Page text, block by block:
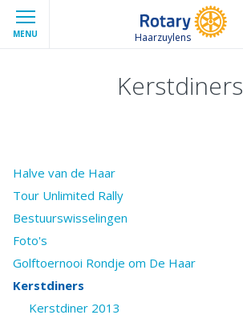
MENU Haarzuylens
Kerstdiners
Halve van de Haar
Tour Unlimited Rally
Bestuurswisselingen
Foto's
Golftoernooi Rondje om De Haar
Kerstdiners
Kerstdiner 2013